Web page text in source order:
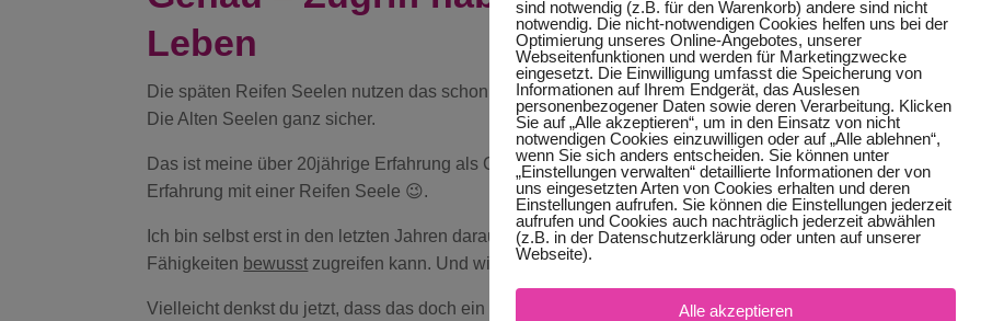
Leben
Die späten Reifen Seelen nutzen das schon.
Die Alten Seelen ganz sicher.
Das ist meine über 20jährige Erfahrung als Coach für Reife und Alte Seelen. Und meine fast 58-jährige
Erfahrung mit einer Reifen Seele 😉.
Ich bin selbst erst in den letzten Jahren darauf gekommen, dass ich auf meine karmischen Erinnerungen
Fähigkeiten bewusst zugreifen kann. Und wie das geht. Also wie das bewusst geht.
Vielleicht denkst du jetzt, dass das doch ein bisschen spooky wäre. Oder dass nur ich das kann ;-). Doch da
sind notwendig (z.B. für den Warenkorb) andere sind nicht
notwendig. Die nicht-notwendigen Cookies helfen uns bei der
Optimierung unseres Online-Angebotes, unserer
Webseitenfunktionen und werden für Marketingzwecke
eingesetzt. Die Einwilligung umfasst die Speicherung von
Informationen auf Ihrem Endgerät, das Auslesen
personenbezogener Daten sowie deren Verarbeitung. Klicken
Sie auf „Alle akzeptieren“, um in den Einsatz von nicht
notwendigen Cookies einzuwilligen oder auf „Alle ablehnen“,
wenn Sie sich anders entscheiden. Sie können unter
„Einstellungen verwalten“ detaillierte Informationen der von
uns eingesetzten Arten von Cookies erhalten und deren
Einstellungen aufrufen. Sie können die Einstellungen jederzeit
aufrufen und Cookies auch nachträglich jederzeit abwählen
(z.B. in der Datenschutzerklärung oder unten auf unserer
Webseite).
Alle akzeptieren